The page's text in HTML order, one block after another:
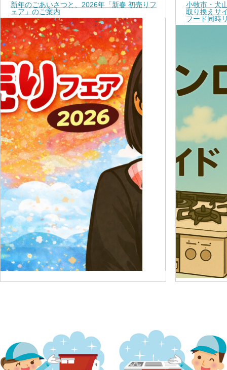
新年のごあいさつと、2026年「新春 初売りフ
ェア」のご案内
小牧市・犬
取り換えサ
フード同時